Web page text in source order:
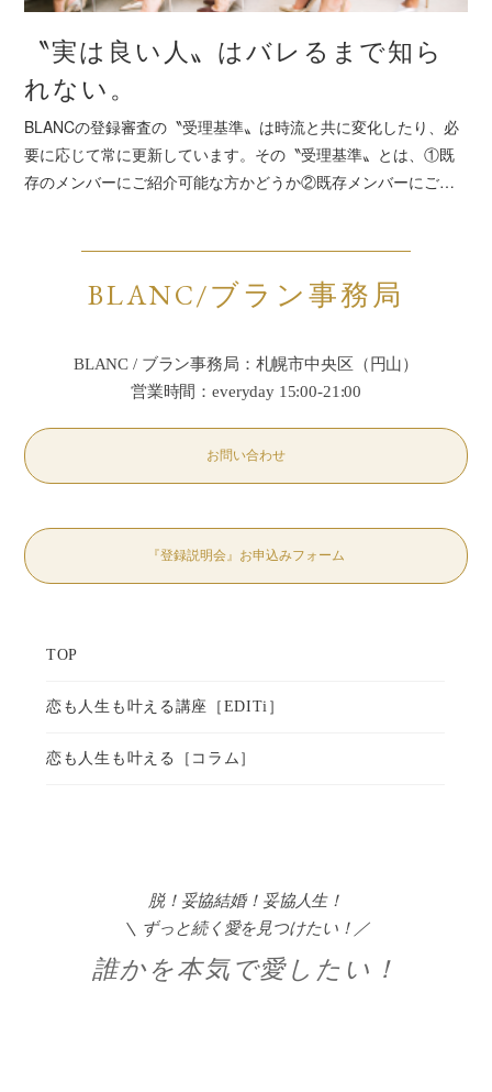
〝実は良い人〟はバレるまで知ら
れない。
BLANCの登録審査の〝受理基準〟は時流と共に変化したり、必
要に応じて常に更新しています。その〝受理基準〟とは、①既
存のメンバーにご紹介可能な方かどうか②既存メンバーにご…
BLANC/ブラン事務局
BLANC / ブラン事務局：札幌市中央区（円山）
営業時間：everyday 15:00-21:00
お問い合わせ
『登録説明会』お申込みフォーム
脱！妥協結婚！妥協人生！
＼ ずっと続く愛を見つけたい！／
誰かを本気で愛したい！